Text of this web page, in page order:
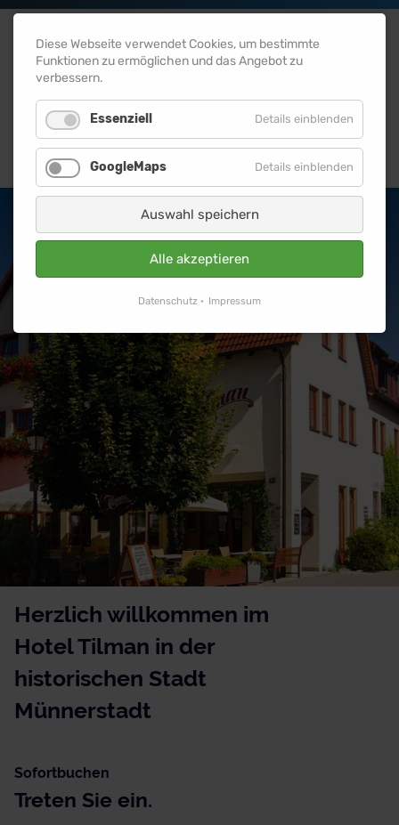
MENÜ
Herzlich willkommen im
Hotel Tilman in der
historischen Stadt
Münnerstadt
Sofortbuchen
Treten Sie ein.
Diese Webseite verwendet Cookies, um bestimmte
Funktionen zu ermöglichen und das Angebot zu
verbessern.
Essenziell Details einblenden
GoogleMaps Details einblenden
Auswahl speichern
Alle akzeptieren
Datenschutz Impressum